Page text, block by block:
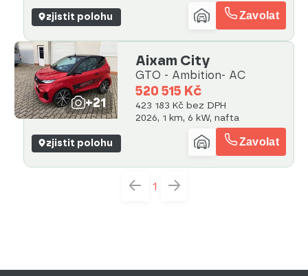
zjistit polohu Zavolat
+21
Aixam City
GTO - Ambition- AC
520 515 Kč
423 183 Kč bez DPH
2026, 1 km, 6 kW, nafta
zjistit polohu Zavolat
1